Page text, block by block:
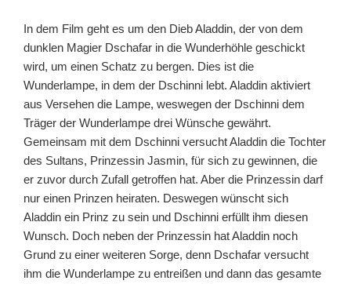
In dem Film geht es um den Dieb Aladdin, der von dem
dunklen Magier Dschafar in die Wunderhöhle geschickt
wird, um einen Schatz zu bergen. Dies ist die
Wunderlampe, in dem der Dschinni lebt. Aladdin aktiviert
aus Versehen die Lampe, weswegen der Dschinni dem
Träger der Wunderlampe drei Wünsche gewährt.
Gemeinsam mit dem Dschinni versucht Aladdin die Tochter
des Sultans, Prinzessin Jasmin, für sich zu gewinnen, die
er zuvor durch Zufall getroffen hat. Aber die Prinzessin darf
nur einen Prinzen heiraten. Deswegen wünscht sich
Aladdin ein Prinz zu sein und Dschinni erfüllt ihm diesen
Wunsch. Doch neben der Prinzessin hat Aladdin noch
Grund zu einer weiteren Sorge, denn Dschafar versucht
ihm die Wunderlampe zu entreißen und dann das gesamte